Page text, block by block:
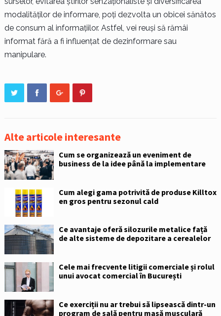
modalităților de informare, poți dezvolta un obicei sănătos
de consum al informațiilor. Astfel, vei reuși să rămâi
informat fără a fi influențat de dezinformare sau
manipulare.
Alte articole interesante
Cum se organizează un eveniment de
business de la idee până la implementare
Cum alegi gama potrivită de produse Killtox
en gros pentru sezonul cald
Ce avantaje oferă silozurile metalice față
de alte sisteme de depozitare a cerealelor
Cele mai frecvente litigii comerciale și rolul
unui avocat comercial în București
Ce exerciții nu ar trebui să lipsească dintr-un
program de sală pentru masă musculară